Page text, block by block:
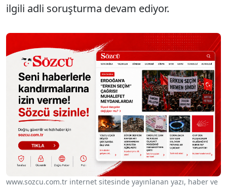
ilgili adli soruşturma devam ediyor.
www.sozcu.com.tr internet sitesinde yayınlanan yazı, haber ve